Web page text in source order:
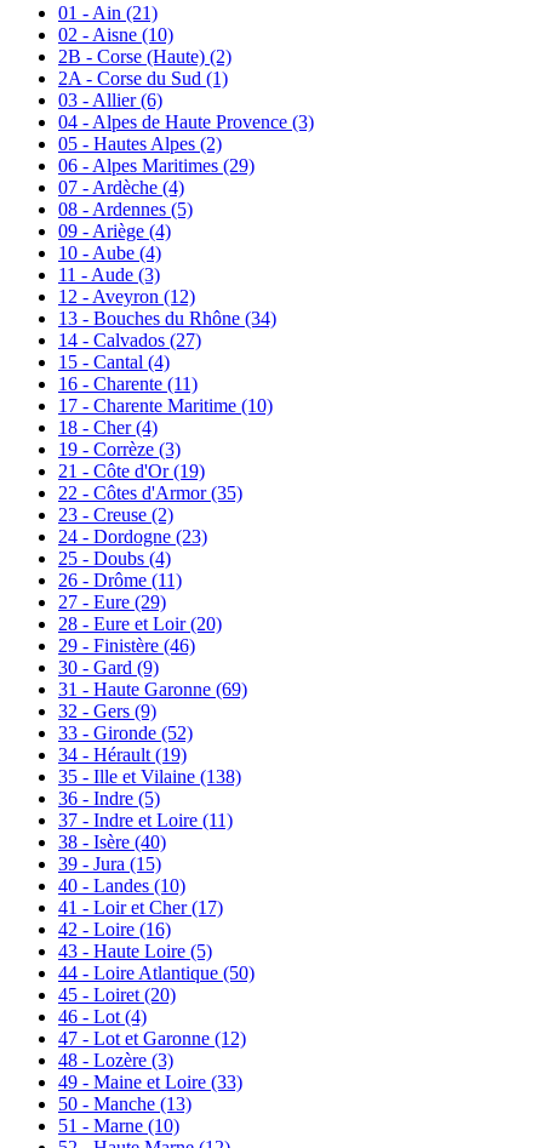
01 - Ain (21)
02 - Aisne (10)
2B - Corse (Haute) (2)
2A - Corse du Sud (1)
03 - Allier(6)
04 - Alpes de Haute Provence (3)
05 - Hautes Alpes (2)
06 - Alpes Maritimes (29)
07 - Ardèche (4)
08 - Ardennes (5)
09 - Ariège (4)
10 - Aube (4)
11 - Aude (3)
12 - Aveyron (12)
13 - Bouches du Rhône (34)
14 - Calvados (27)
15 - Cantal (4)
16 - Charente (11)
17 - Charente Maritime (10)
18 - Cher(4)
19 - Corrèze (3)
21 - Côte d'Or(19)
22 - Côtes d'Armor(35)
23 - Creuse (2)
24 - Dordogne (23)
25 - Doubs (4)
26 - Drôme (11)
27 - Eure (29)
28 - Eure et Loir(20)
29 - Finistère (46)
30 - Gard (9)
31 - Haute Garonne (69)
32 - Gers (9)
33 - Gironde (52)
34 - Hérault (19)
35 - Ille et Vilaine (138)
36 - Indre (5)
37 - Indre et Loire (11)
38 - Isère (40)
39 - Jura (15)
40 - Landes (10)
41 - Loir et Cher(17)
42 - Loire (16)
43 - Haute Loire (5)
44 - Loire Atlantique (50)
45 - Loiret (20)
46 - Lot (4)
47 - Lot et Garonne (12)
48 - Lozère (3)
49 - Maine et Loire (33)
50 - Manche (13)
51 - Marne (10)